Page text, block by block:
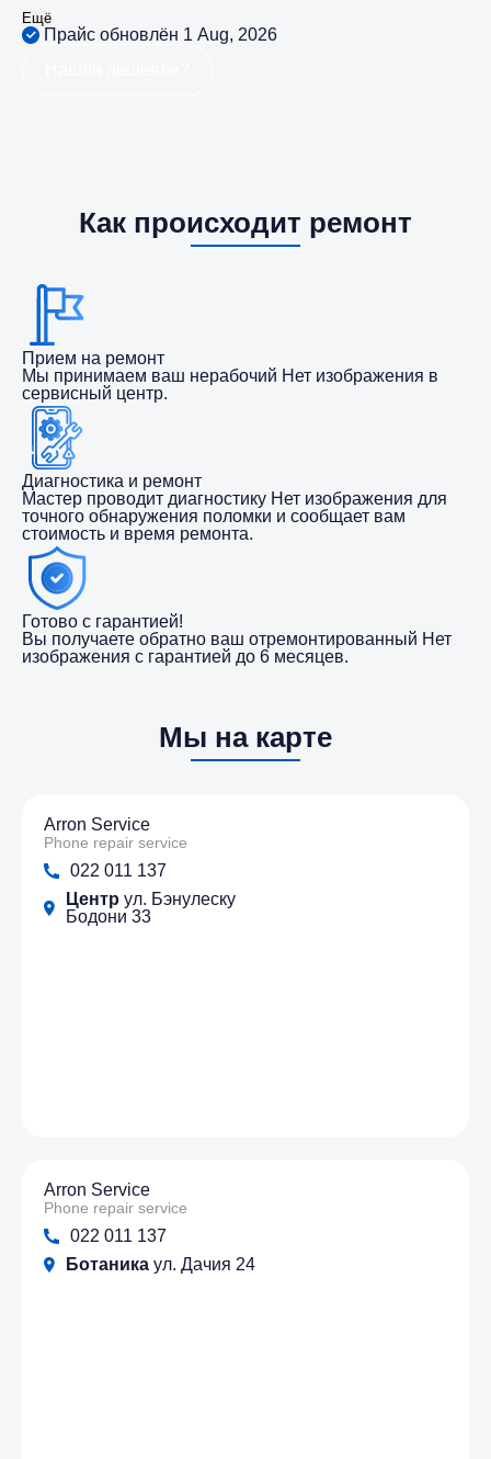
Ещё
Прайс обновлён 1 Aug, 2026
Как происходит ремонт
Прием на ремонт
Мы принимаем ваш нерабочий Нет изображения в
сервисный центр.
Диагностика и ремонт
Мастер проводит диагностику Нет изображения для
точного обнаружения поломки и сообщает вам
стоимость и время ремонта.
Готово с гарантией!
Вы получаете обратно ваш отремонтированный Нет
изображения с гарантией до 6 месяцев.
Мы на карте
Arron Service
Phone repair service
022 011 137
Центр ул. Бэнулеску
Бодони 33
Arron Service
Phone repair service
022 011 137
Ботаника ул. Дачия 24